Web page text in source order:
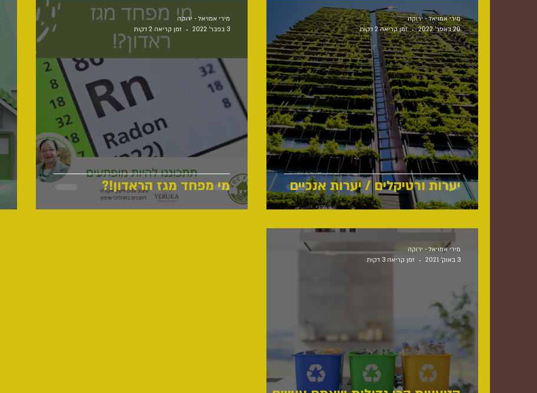
יערות ורטיקלים / יערות אנכיים
מירי אמויאל - ירוקה
20 באפר׳ 2022
זמן קריאה 2 דקות
מי מפחד מגז הראדון!?
מירי אמויאל - ירוקה
3 בפבר׳ 2022
זמן קריאה 2 דקות
מירי אמויאל - ירוקה
3 באוק׳ 2021
זמן קריאה 3 דקות